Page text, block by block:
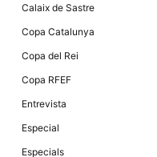
Calaix de Sastre
Copa Catalunya
Copa del Rei
Copa RFEF
Entrevista
Especial
Especials